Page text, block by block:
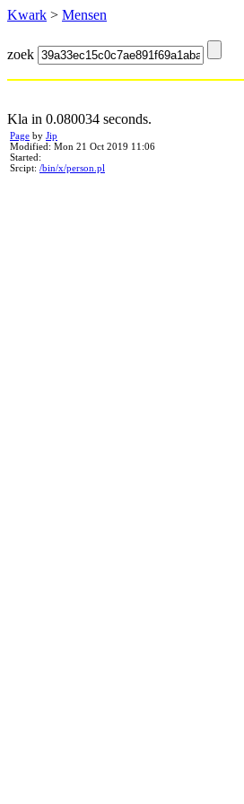
Kwark > Mensen
zoek
Kla in 0.080034 seconds.
Page by Jip
Modified: Mon 21 Oct 2019 11:06
Started:
Srcipt: /bin/x/person.pl